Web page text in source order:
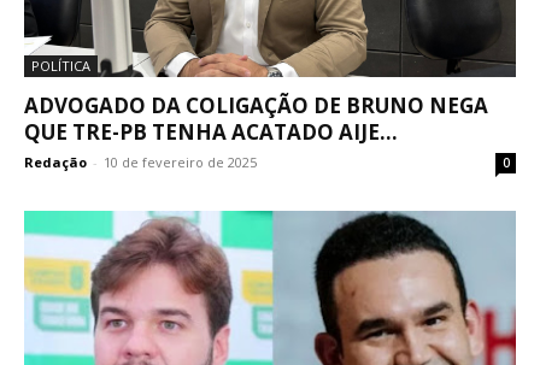
POLÍTICA
ADVOGADO DA COLIGAÇÃO DE BRUNO NEGA
QUE TRE-PB TENHA ACATADO AIJE...
Redação - 10 de fevereiro de 2025 0